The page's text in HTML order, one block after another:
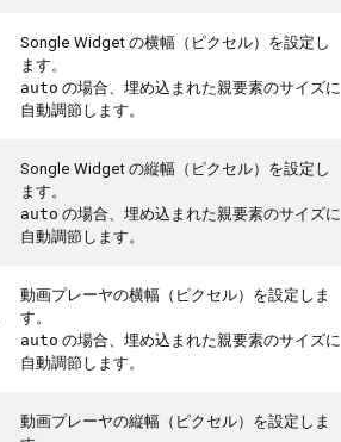
Songle Widget の横幅（ピクセル）を設定し
ます。
auto の場合、埋め込まれた親要素のサイズに
自動調節します。
Songle Widget の縦幅（ピクセル）を設定し
ます。
auto の場合、埋め込まれた親要素のサイズに
自動調節します。
動画プレーヤの横幅（ピクセル）を設定しま
す。
auto の場合、埋め込まれた親要素のサイズに
自動調節します。
動画プレーヤの縦幅（ピクセル）を設定しま